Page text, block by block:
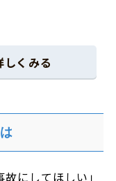
くみる
にしてほしい」